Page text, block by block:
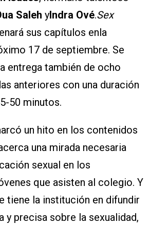
Saleh yIndra Ové.Sex
sus capítulos enla
17 de septiembre. Se
entrega también de ocho
anteriores con una duración
50 minutos.
un hito en los contenidos
una mirada necesaria
sexual en los
que asisten al colegio. Y
tiene la institución en difundir
y precisa sobre la sexualidad,